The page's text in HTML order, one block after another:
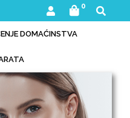
0
DOMAĆINSTVA